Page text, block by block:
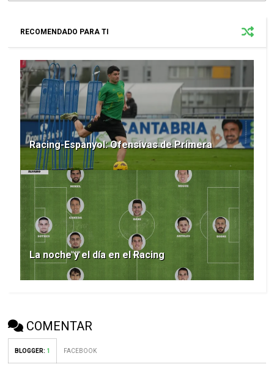
RECOMENDADO PARA TI
Racing-Espanyol: Ofensivas de Primera
La noche y el día en el Racing
COMENTAR
BLOGGER: 1 FACEBOOK